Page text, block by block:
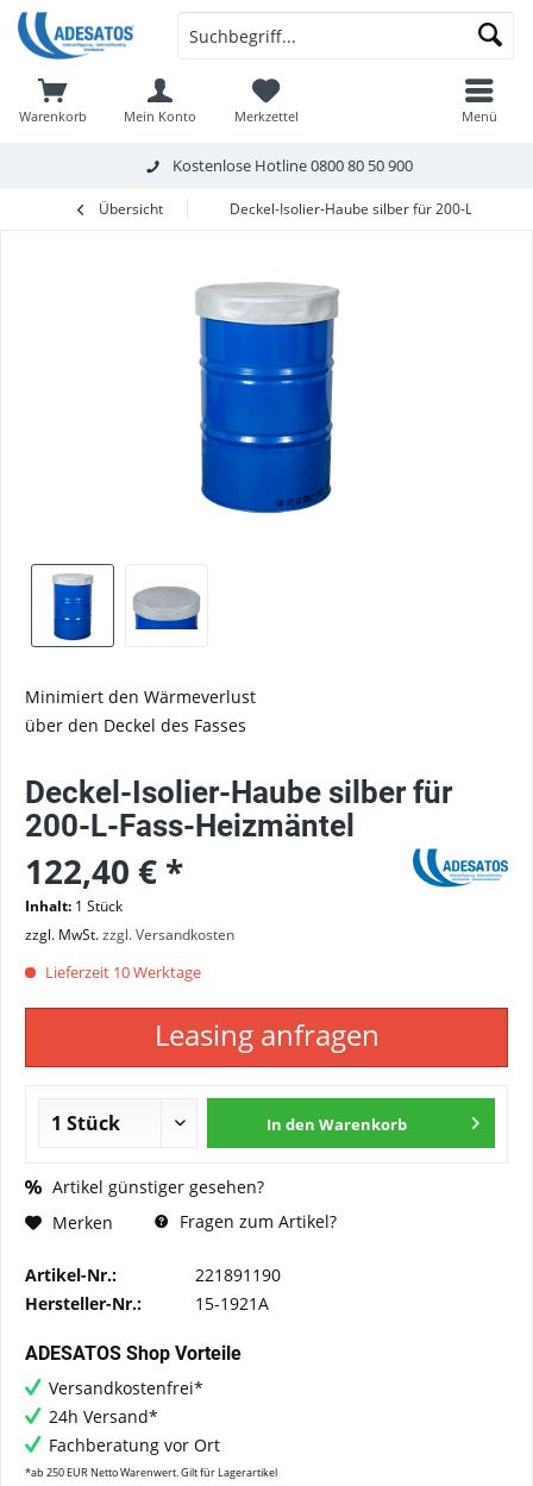
Kostenlose Hotline0800 80 50 900
Warenkorb Merkzettel
Mein Konto Menü
Übersicht Deckel-Isolier-Haube silber für 200-L-Fass-
Minimiert den Wärmeverlust
über den Deckel des Fasses
Deckel-Isolier-Haube silber für
200-L-Fass-Heizmäntel
122,40 € *
Inhalt: 1 Stück
zzgl. MwSt.zzgl. Versandkosten
Lieferzeit 10 Werktage
Leasing anfragen
In den Warenkorb
Artikel günstiger gesehen?
Merken
Fragen zum Artikel?
Artikel-Nr.:
221891190
Hersteller-Nr.:
15-1921A
ADESATOS Shop Vorteile
Versandkostenfrei*
24h Versand*
Fachberatung vor Ort
*ab 250 EUR Netto Warenwert. Gilt für Lagerartikel